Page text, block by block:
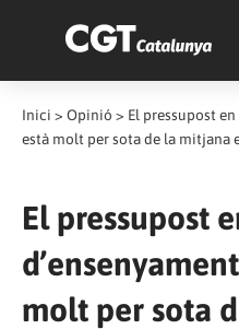
Inici > Opinió > El pressupost
està molt per sota de la mitjana
El pressupost
molt per sota